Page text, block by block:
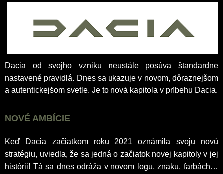
Dacia od svojho vzniku neustále posúva štandardne
nastavené pravidlá. Dnes sa ukazuje v novom, dôraznejšom
a autentickejšom svetle. Je to nová kapitola v príbehu Dacia.
NOVÉ AMBÍCIE
Keď Dacia začiatkom roku 2021 oznámila svoju novú
stratégiu, uviedla, že sa jedná o začiatok novej kapitoly v jej
histórii! Tá sa dnes odráža v novom logu, znaku, farbách…